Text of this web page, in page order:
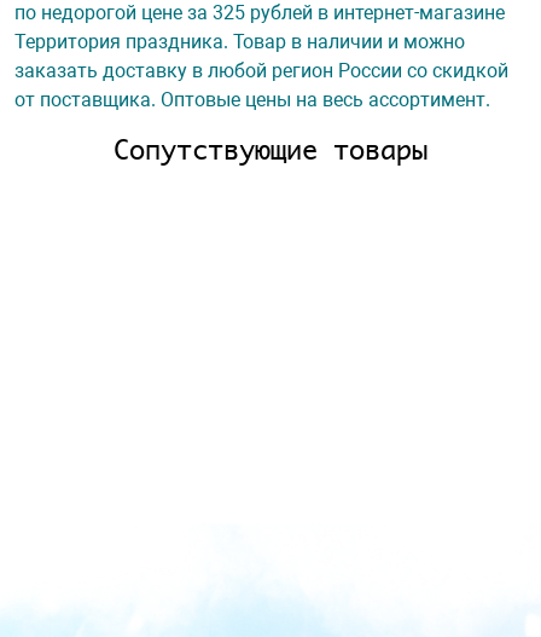
по недорогой цене за 325 рублей в интернет-магазине
Территория праздника. Товар в наличии и можно
заказать доставку в любой регион России со скидкой
от поставщика. Оптовые цены на весь ассортимент.
Сопутствующие товары